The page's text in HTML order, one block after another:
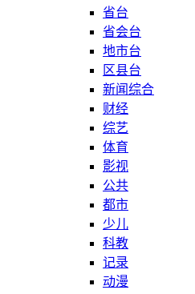
省台
省会台
地市台
区县台
新闻综合
财经
综艺
体育
影视
公共
都市
少儿
科教
记录
动漫